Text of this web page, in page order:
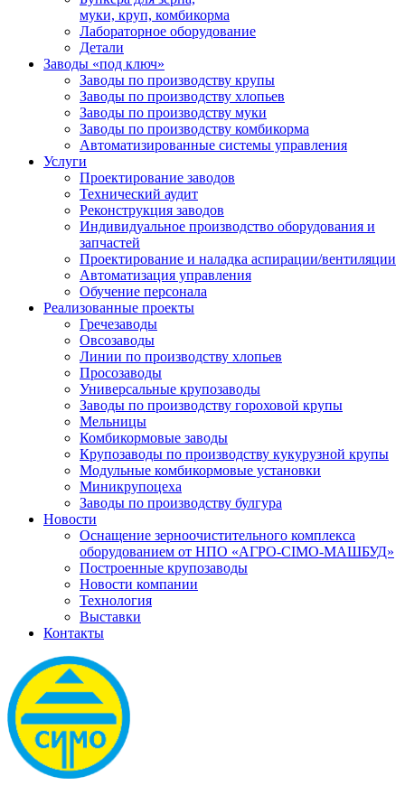
муки, круп, комбикорма
Лабораторное оборудование
Детали
Заводы «под ключ»
Заводы по производству крупы
Заводы по производству хлопьев
Заводы по производству муки
Заводы по производству комбикорма
Автоматизированные системы управления
Услуги
Проектирование заводов
Технический аудит
Реконструкция заводов
Индивидуальное производство оборудования и
запчастей
Проектирование и наладка аспирации/вентиляции
Автоматизация управления
Обучение персонала
Реализованные проекты
Гречезаводы
Овсозаводы
Линии по производству хлопьев
Просозаводы
Универсальные крупозаводы
Заводы по производству гороховой крупы
Мельницы
Комбикормовые заводы
Крупозаводы по производству кукурузной крупы
Модульные комбикормовые установки
Миникрупоцеха
Заводы по производству булгура
Новости
Оснащение зерноочистительного комплекса
оборудованием от НПО «АГРО-СІМО-МАШБУД»
Построенные крупозаводы
Новости компании
Технология
Выставки
Контакты